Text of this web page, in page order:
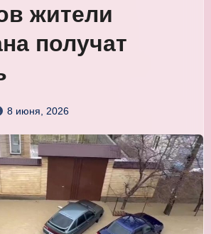
жители
получат
8 июня, 2026